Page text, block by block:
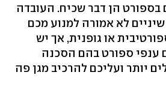
בספורט הן דבר שכיח. העובדה
לא אמורה למנוע מכם
או גופנית, אך יש
ענפי ספורט בהם הסכנה
יותר ועליכם להרכיב מגן פה